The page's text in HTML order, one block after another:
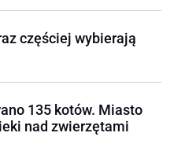
częściej wybierają
135 kotów. Miasto
nad zwierzętami